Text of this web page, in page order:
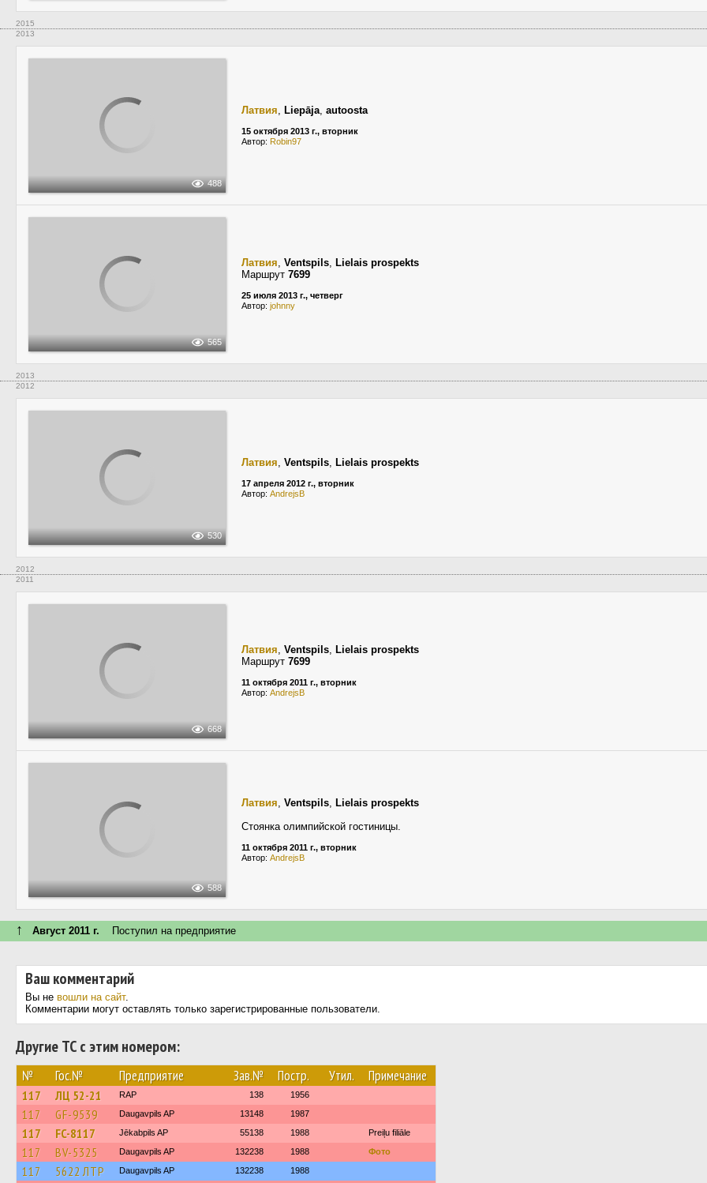
2015
2013
488
Латвия, Liepāja, autoosta
15 октября 2013 г., вторник
Автор: Robin97
565
Латвия, Ventspils, Lielais prospekts
Маршрут 7699
25 июля 2013 г., четверг
Автор: johnny
2013
2012
530
Латвия, Ventspils, Lielais prospekts
17 апреля 2012 г., вторник
Автор: AndrejsB
2012
2011
668
Латвия, Ventspils, Lielais prospekts
Маршрут 7699
11 октября 2011 г., вторник
Автор: AndrejsB
588
Латвия, Ventspils, Lielais prospekts
Стоянка олимпийской гостиницы.
11 октября 2011 г., вторник
Автор: AndrejsB
↑ Август 2011 г. Поступил на предприятие
Ваш комментарий
Вы не вошли на сайт.
Комментарии могут оставлять только зарегистрированные пользователи.
Другие ТС с этим номером:
№ Гос.№ Предприятие Зав.№ Постр. Утил. Примечание
117 ЛЦ 52-21 RAP 138 1956
117 GF-9539 Daugavpils AP 13148 1987
117 FC-8117 Jēkabpils AP 55138 1988 Preiļu filiāle
117 BV-5325 Daugavpils AP 132238 1988 Фото
117 5622 ЛТР Daugavpils AP 132238 1988